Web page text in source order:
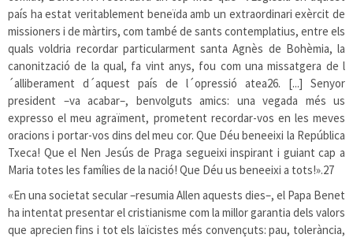
país ha estat veritablement beneïda amb un extraordinari exèrcit de
missioners i de màrtirs, com també de sants contemplatius, entre els
quals voldria recordar particularment santa Agnès de Bohèmia, la
canonització de la qual, fa vint anys, fou com una missatgera de l
´alliberament d´aquest país de l´opressió atea26. [...] Senyor
president –va acabar–, benvolguts amics: una vegada més us
expresso el meu agraïment, prometent recordar-vos en les meves
oracions i portar-vos dins del meu cor. Que Déu beneeixi la República
Txeca! Que el Nen Jesús de Praga segueixi inspirant i guiant cap a
Maria totes les famílies de la nació! Que Déu us beneeixi a tots!».27
«En una societat secular –resumia Allen aquests dies–, el Papa Benet
ha intentat presentar el cristianisme com la millor garantia dels valors
que aprecien fins i tot els laïcistes més convençuts: pau, tolerància,